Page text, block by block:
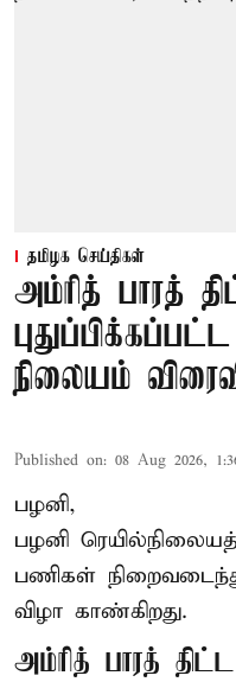
தமிழக செய்திகள்
அம்ரித் பாரத்
நிலையம்
Published on: 08 Aug 2026,
பழனி,
பழனி
பணிகள்
விழா காண்கிறது.
அம்ரித் பாரத்